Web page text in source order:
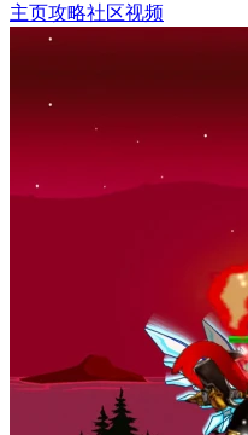
主页攻略社区视频